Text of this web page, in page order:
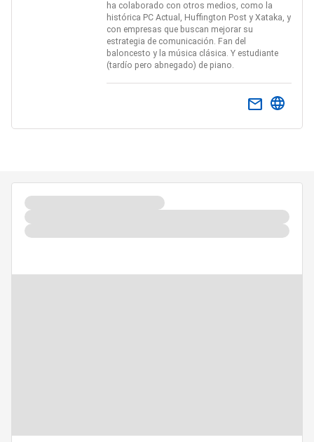
ha colaborado con otros medios, como la
histórica PC Actual, Huffington Post y Xataka, y
con empresas que buscan mejorar su
estrategia de comunicación. Fan del
baloncesto y la música clásica. Y estudiante
(tardío pero abnegado) de piano.
email